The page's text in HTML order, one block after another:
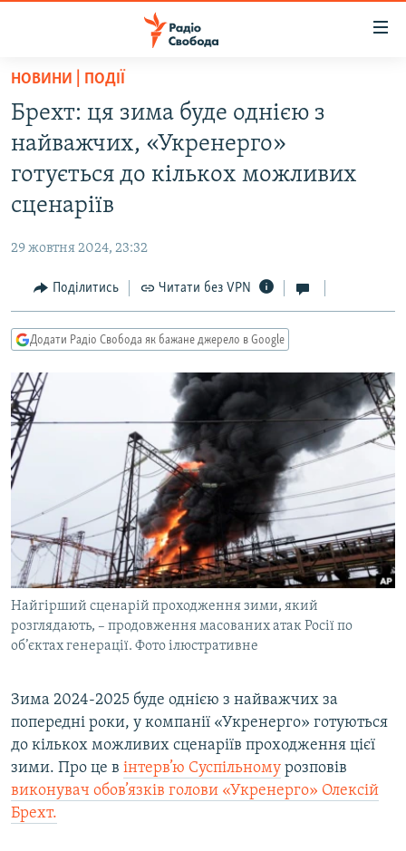
Перейти
основного
матеріалу
до
основної
Перейти
пошуку
РАДІО СВОБОДА – 70 РОКІВ
ВСЕ ЗА ДОБУ
КУЛЬТУРА
СПОРТ
СВІТ
ДОНБАС.РЕАЛІЇ
КРИМ.РЕАЛІЇ
ТИ ЯК?
КИТАЙ.ВИКЛИКИ
МУЛЬТИМЕДІА
ФОТО
СПЕЦПРОЄКТИ
ПОДКАСТИ
КРИМ РЕАЛІЇ
РУС
УКР
ДОЛУЧАЙСЯ!
НОВИНИ | ПОДІЇ
Брехт: ця зима буде однією з
найважчих, «Укренерго»
готується до кількох можливих
сценаріїв
29 жовтня 2024, 23:32
Поділитись Читати без VPN
Додати Радіо Свобода як бажане джерело в Google
Найгірший сценарій проходження зими, який
розглядають, – продовження масованих атак Росії по
об’єктах генерації. Фото ілюстративне
Зима 2024-2025 буде однією з найважчих за
попередні роки, у компанії «Укренерго» готуються
до кількох можливих сценаріїв проходження цієї
зими. Про це в інтерв’ю Суспільному розповів
виконувач обов’язків голови «Укренерго» Олексій
Брехт.